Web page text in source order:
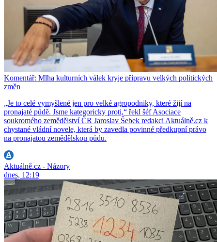
Komentář: Mlha kulturních válek kryje přípravu velkých politických
změn
„Je to celé vymyšlené jen pro velké agropodniky, které žijí na
pronajaté půdě. Jsme kategoricky proti,“ řekl šéf Asociace
soukromého zemědělství ČR Jaroslav Šebek redakci Aktuálně.cz k
chystané vládní novele, která by zavedla povinné předkupní právo
na pronajatou zemědělskou půdu.
Aktuálně.cz - Názory
dnes, 12:19